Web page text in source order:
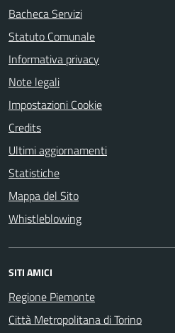
Bacheca Servizi
Statuto Comunale
Informativa privacy
Note legali
Impostazioni Cookie
Credits
Ultimi aggiornamenti
Statistiche
Mappa del Sito
Whistleblowing
SITI AMICI
Regione Piemonte
Città Metropolitana di Torino